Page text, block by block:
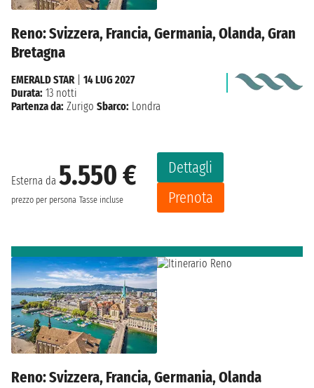
Reno: Svizzera, Francia, Germania, Olanda, Gran
Bretagna
Esterna da 5.550 €
prezzo per persona Tasse incluse
Dettagli
Prenota
EMERALD STAR
14 LUG 2027
Durata: 13 notti
Partenza da: Zurigo Sbarco: Londra
Reno: Svizzera, Francia, Germania, Olanda